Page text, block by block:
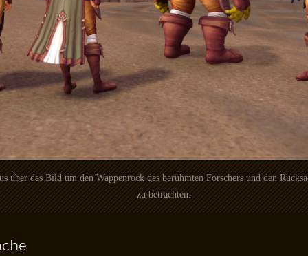
über das Bild um den Wappenrock des berühmten Forschers und den
zu betrachten.